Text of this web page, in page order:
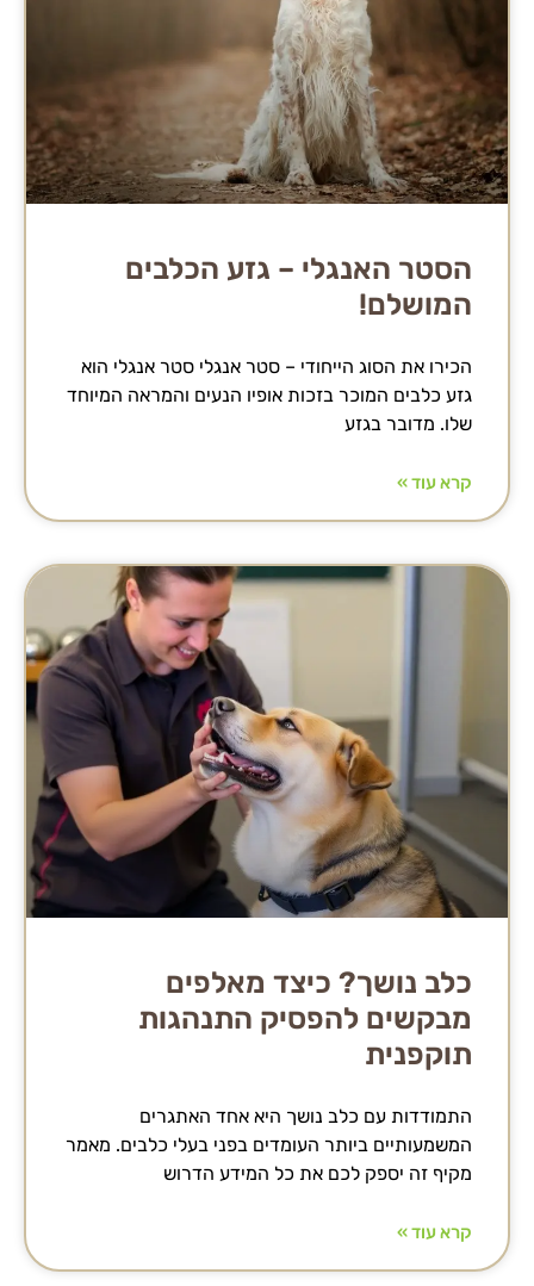
הסטר האנגלי – גזע הכלבים
המושלם!
הכירו את הסוג הייחודי – סטר אנגלי סטר אנגלי הוא
גזע כלבים המוכר בזכות אופיו הנעים והמראה המיוחד
שלו. מדובר בגזע
קרא עוד »
כלב נושך? כיצד מאלפים
מבקשים להפסיק התנהגות
תוקפנית
התמודדות עם כלב נושך היא אחד האתגרים
המשמעותיים ביותר העומדים בפני בעלי כלבים. מאמר
מקיף זה יספק לכם את כל המידע הדרוש
קרא עוד »